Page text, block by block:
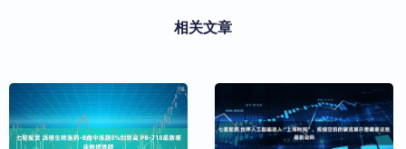
相关文章